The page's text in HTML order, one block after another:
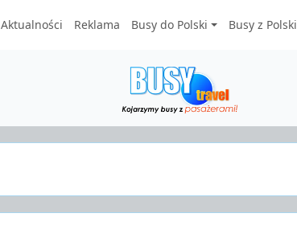
Aktualności Reklama Busy do Polski Busy z Polski